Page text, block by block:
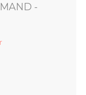
-